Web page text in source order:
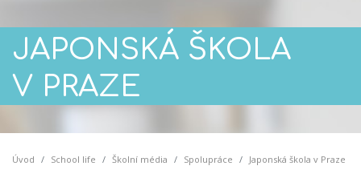
JAPONSKÁ ŠKOLA
V PRAZE
Úvod School life Školní média Spolupráce Japonská škola v Praze